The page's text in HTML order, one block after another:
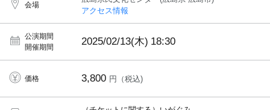
会場
アクセス情報
公演期間
開催期間
2025/02/13(木) 18:30
価格 3,800 円（税込)